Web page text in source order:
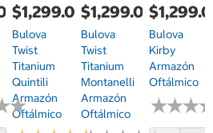
★
★
$1,299.00
Bulova
Twist
Titanium
Quintili
Armazón
Oftálmico
$1,299.00
Bulova
Twist
Titanium
Montanelli
Armazón
Oftálmico
Bulova
Kirby
Armazón
Oftálmico
★★★
★★★